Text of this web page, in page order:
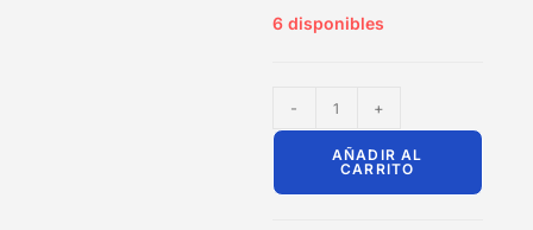
6 disponibles
- +
AÑADIR AL
CARRITO